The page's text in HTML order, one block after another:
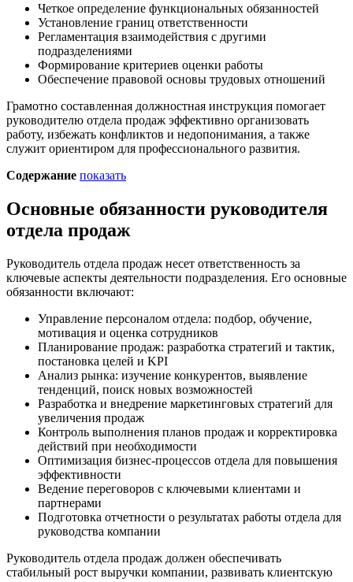
Четкое определение функциональных обязанностей
Установление границ ответственности
Регламентация взаимодействия с другими
подразделениями
Формирование критериев оценки работы
Обеспечение правовой основы трудовых отношений
Грамотно составленная должностная инструкция помогает
руководителю отдела продаж эффективно организовать
работу, избежать конфликтов и недопонимания, а также
служит ориентиром для профессионального развития.
Содержание показать
Основные обязанности руководителя
отдела продаж
Руководитель отдела продаж несет ответственность за
ключевые аспекты деятельности подразделения. Его основные
обязанности включают:
Управление персоналом отдела: подбор, обучение,
мотивация и оценка сотрудников
Планирование продаж: разработка стратегий и тактик,
постановка целей и KPI
Анализ рынка: изучение конкурентов, выявление
тенденций, поиск новых возможностей
Разработка и внедрение маркетинговых стратегий для
увеличения продаж
Контроль выполнения планов продаж и корректировка
действий при необходимости
Оптимизация бизнес-процессов отдела для повышения
эффективности
Ведение переговоров с ключевыми клиентами и
партнерами
Подготовка отчетности о результатах работы отдела для
руководства компании
Руководитель отдела продаж должен обеспечивать
стабильный рост выручки компании, развивать клиентскую